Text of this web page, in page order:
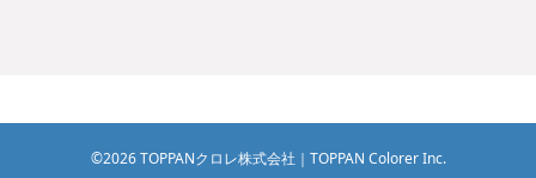
©2026 TOPPANクロレ株式会社｜TOPPAN Colorer Inc.